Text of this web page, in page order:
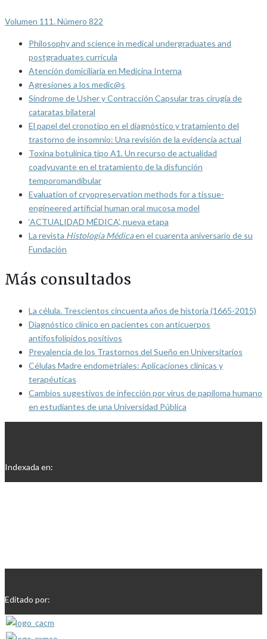
Volumen 111. Número 822
Philosophy and science in medical undergraduates and
postgraduates curricula
Atención domiciliaria en Medicina Interna
Agresiones a los medic@s
Síndrome de Usher y Contracción Capsular tras cirugía de
cataratas bilateral
El papel del cronotipo en el diagnóstico y tratamiento del
trastorno de insomnio: Una revisión de la evidencia actual
Toxina botulínica tipo A1. Un recurso de actualidad
coadyuvante en el tratamiento de la disfunción
temporomandibular
Evaluation of cryopreservation methods for a tissue-
engineered artificial human oral mucosa model
‘ACTUALIDAD MÉDICA’, nueva etapa
La revista Histología Médicaen el cuarenta aniversario de su
Fundación
Más consultados
La célula. Trescientos cincuenta años de historia (1665-2015)
Diagnóstico clínico en pacientes con anticuerpos
antifosfolípidos positivos
Prevalencia de los Trastornos del Sueño en Universitarios
Células Madre endometriales: Aplicaciones clínicas y
terapéuticas
Cambios sugestivos de infección por virus de papiloma humano
en estudiantes de una Universidad Pública
Indexada en:
Editado por: